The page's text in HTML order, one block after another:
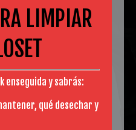
LIMPIAR
enseguida y sabrás:
qué desechar y